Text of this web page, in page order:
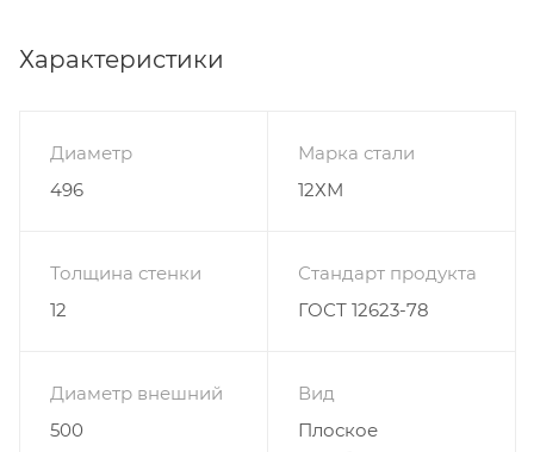
Характеристики
Диаметр
496
Марка стали
12ХМ
Толщина стенки
12
Стандарт продукта
ГОСТ 12623-78
Диаметр внешний
500
Вид
Плоское